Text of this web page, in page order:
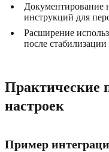
Документирование
инструкций для
Расширение
после стабилизации
Практические
настроек
Пример